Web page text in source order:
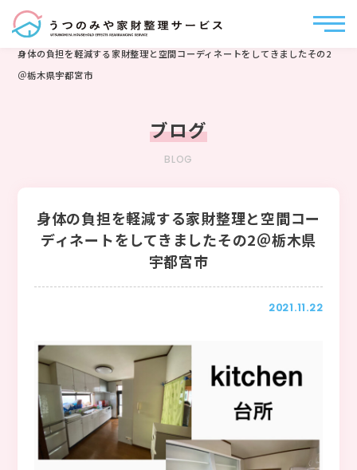
うつのみや家財整理サービス>ブログ 高齢者の住みやすい空間づくり >
身体の負担を軽減する家財整理と空間コーディネートをしてきましたその2
＠栃木県宇都宮市
ブログ
BLOG
身体の負担を軽減する家財整理と空間コー
ディネートをしてきましたその2＠栃木県
宇都宮市
2021.11.22